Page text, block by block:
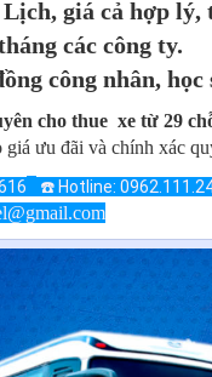
giá cả hợp
các công ty.
công nhân, học
cho thue xe từ 29
giá ưu đãi và chính xác
☎️ Hotline:
@gmail.com